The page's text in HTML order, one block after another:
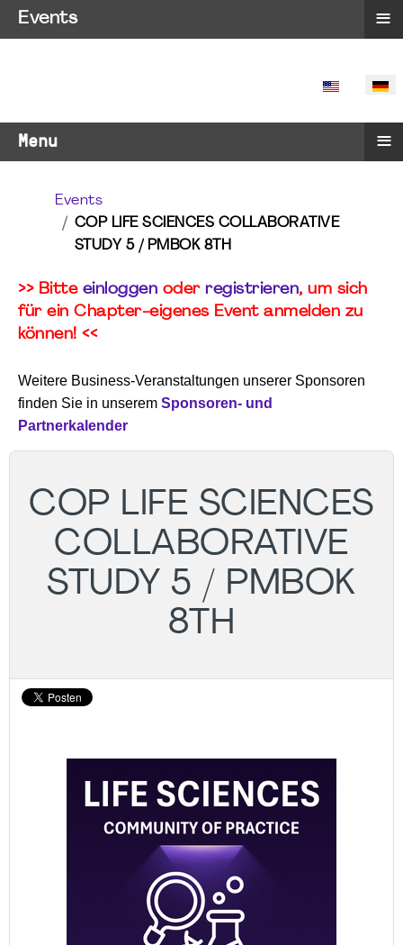
SPRACHE
Menu ≡
Events
COP LIFE SCIENCES COLLABORATIVE
STUDY 5 / PMBOK 8TH
>> Bitte einloggen oder registrieren, um sich
für ein Chapter-eigenes Event anmelden zu
können! <<
Weitere Business-Veranstaltungen unserer Sponsoren
finden Sie in unserem Sponsoren- und
Partnerkalender
COP LIFE SCIENCES
COLLABORATIVE
STUDY 5 / PMBOK
8TH
Events ≡